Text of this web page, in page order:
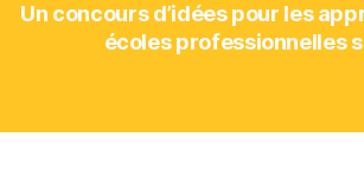
Un concours d’idées pour les
écoles professionnelles